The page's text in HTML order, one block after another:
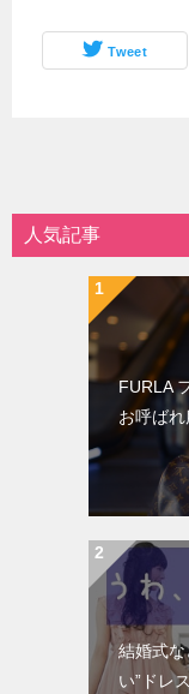
Tweet
人気記事
FURLA
お呼ば
結婚式な
い”ドレ